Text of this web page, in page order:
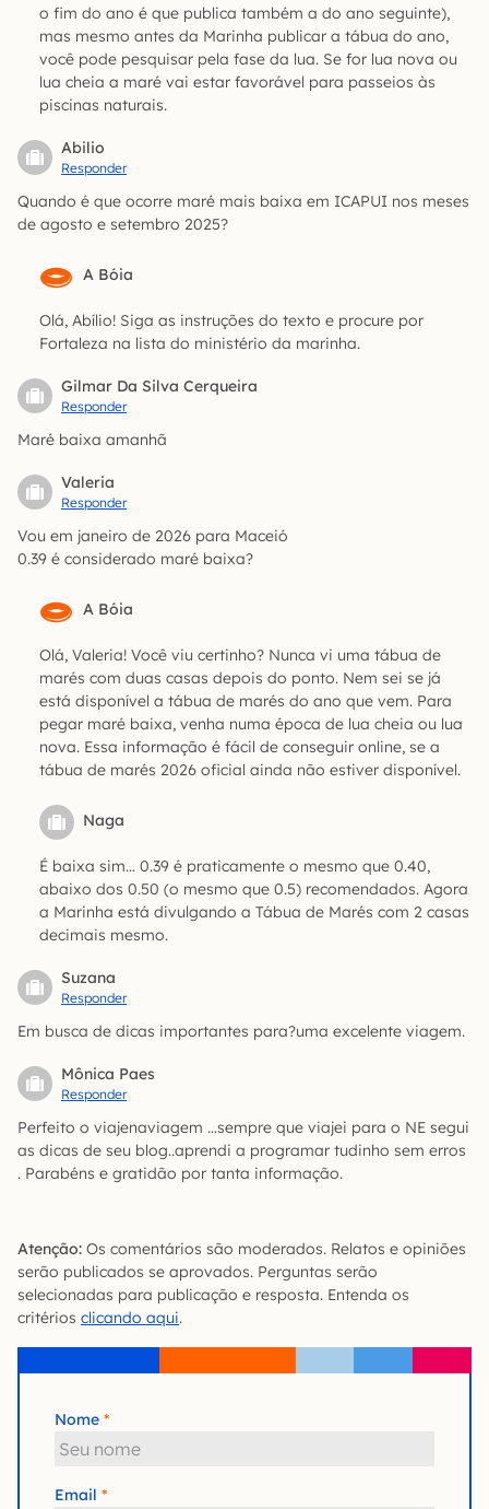
o fim do ano é que publica também a do ano seguinte),
mas mesmo antes da Marinha publicar a tábua do ano,
você pode pesquisar pela fase da lua. Se for lua nova ou
lua cheia a maré vai estar favorável para passeios às
piscinas naturais.
Abilio
Responder
Quando é que ocorre maré mais baixa em ICAPUI nos meses
de agosto e setembro 2025?
A Bóia
Olá, Abílio! Siga as instruções do texto e procure por
Fortaleza na lista do ministério da marinha.
Gilmar Da Silva Cerqueira
Responder
Maré baixa amanhã
Valeria
Responder
Vou em janeiro de 2026 para Maceió
0.39 é considerado maré baixa?
A Bóia
Olá, Valeria! Você viu certinho? Nunca vi uma tábua de
marés com duas casas depois do ponto. Nem sei se já
está disponível a tábua de marés do ano que vem. Para
pegar maré baixa, venha numa época de lua cheia ou lua
nova. Essa informação é fácil de conseguir online, se a
tábua de marés 2026 oficial ainda não estiver disponível.
Naga
É baixa sim… 0.39 é praticamente o mesmo que 0.40,
abaixo dos 0.50 (o mesmo que 0.5) recomendados. Agora
a Marinha está divulgando a Tábua de Marés com 2 casas
decimais mesmo.
Suzana
Responder
Em busca de dicas importantes para?uma excelente viagem.
Mônica Paes
Responder
Perfeito o viajenaviagem …sempre que viajei para o NE segui
as dicas de seu blog..aprendi a programar tudinho sem erros
. Parabéns e gratidão por tanta informação.
Atenção: Os comentários são moderados. Relatos e opiniões
serão publicados se aprovados. Perguntas serão
selecionadas para publicação e resposta. Entenda os
critérios clicando aqui.
Nome
Email